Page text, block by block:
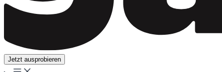
Jetzt ausprobieren